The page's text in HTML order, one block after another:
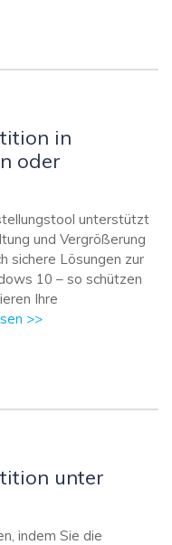
in
oder
unterstützt
und Vergrößerung
sichere Lösungen zur
10 – so schützen
Ihre
>>
unter
indem Sie die